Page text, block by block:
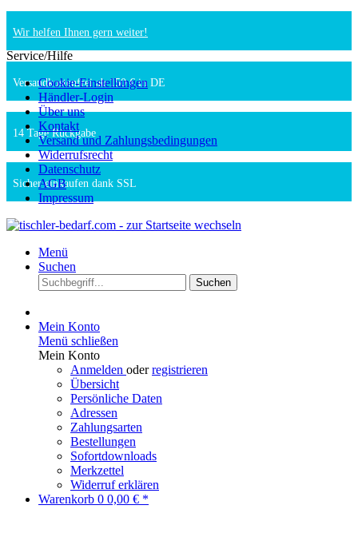
Wir helfen Ihnen gern weiter!
Versandkostenfrei ab 150 € in DE
14 Tage Rückgabe
Sicher einkaufen dank SSL
Service/Hilfe
Cookie-Einstellungen
Händler-Login
Über uns
Kontakt
Versand und Zahlungsbedingungen
Widerrufsrecht
Datenschutz
AGB
Impressum
Menü
Suchen
Suchen
Mein Konto
Menü schließen
Mein Konto
Anmelden oderregistrieren
Übersicht
Persönliche Daten
Adressen
Zahlungsarten
Bestellungen
Sofortdownloads
Merkzettel
Widerruf erklären
Warenkorb 0 0,00 € *